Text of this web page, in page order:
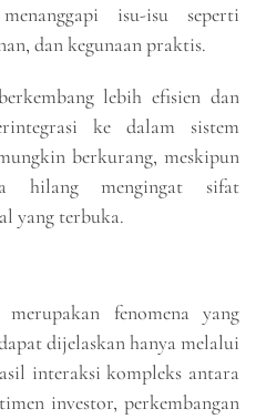
isu-isu seperti
dan kegunaan praktis.
lebih efisien dan
ke dalam sistem
berkurang, meskipun
hilang mengingat sifat
yang terbuka.
fenomena yang
dijelaskan hanya melalui
interaksi kompleks antara
investor, perkembangan